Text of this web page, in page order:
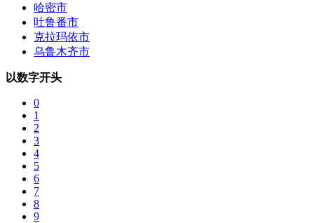
哈密市
吐鲁番市
克拉玛依市
乌鲁木齐市
以数字开头
0
1
2
3
4
5
6
7
8
9